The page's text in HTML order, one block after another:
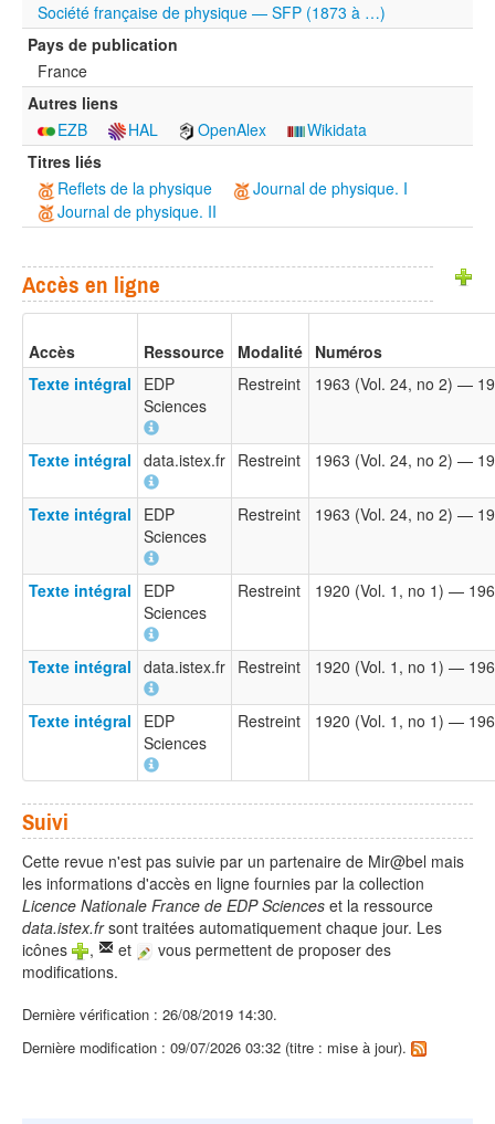
Société française de physique — SFP (1873 à …)
Pays de publication
France
Autres liens
EZB
HAL OpenAlex
Wikidata
Titres liés
Reflets de la physique
Journal de physique. I
Journal de physique. II
Accès en ligne
Accès Ressource Modalité Numéros
Texte intégral
EDP
Sciences
Restreint 1963 (Vol. 24, no 2) —
Texte intégral data.istex.fr Restreint 1963 (Vol. 24, no 2) —
Texte intégral
EDP
Sciences
Restreint 1963 (Vol. 24, no 2) —
Texte intégral
EDP
Sciences
Restreint 1920 (Vol. 1, no 1) —
Texte intégral data.istex.fr Restreint 1920 (Vol. 1, no 1) —
Texte intégral
EDP
Sciences
Restreint 1920 (Vol. 1, no 1) —
Suivi
Cette revue n'est pas suivie par un partenaire de Mir@bel mais
les informations d'accès en ligne fournies par la collection
Licence Nationale France de EDP Sciences et la ressource
data.istex.frsont traitées automatiquement chaque jour. Les
icônes
, et
vous permettent de proposer des
modifications.
Dernière vérification : 26/08/2019 14:30.
Dernière modification : 09/07/2026 03:32 (titre : mise à jour).